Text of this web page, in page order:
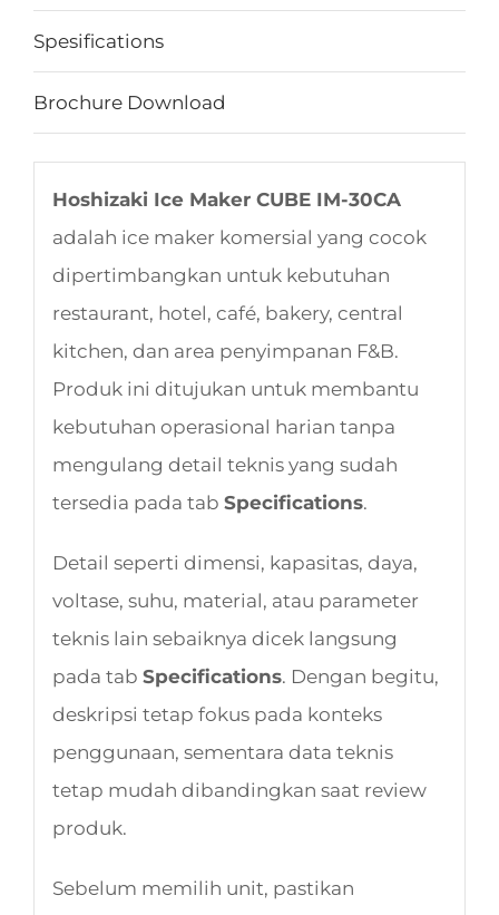
Spesifications
Brochure Download
Hoshizaki Ice Maker CUBE IM-30CA
adalah ice maker komersial yang cocok
dipertimbangkan untuk kebutuhan
restaurant, hotel, café, bakery, central
kitchen, dan area penyimpanan F&B.
Produk ini ditujukan untuk membantu
kebutuhan operasional harian tanpa
mengulang detail teknis yang sudah
tersedia pada tab Specifications.
Detail seperti dimensi, kapasitas, daya,
voltase, suhu, material, atau parameter
teknis lain sebaiknya dicek langsung
pada tab Specifications. Dengan begitu,
deskripsi tetap fokus pada konteks
penggunaan, sementara data teknis
tetap mudah dibandingkan saat review
produk.
Sebelum memilih unit, pastikan